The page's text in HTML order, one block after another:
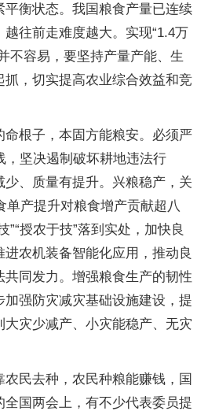
平衡状态。我国粮食产量已连续
往前走难度越大。实现“1.4万
不容易，要坚持产量产能、生
抓，切实提高农业综合效益和竞
命根子，本固方能粮安。必须严
，坚决遏制破坏耕地违法行
少、质量有提升。兴粮稳产，关
单产提升对粮食增产贡献超八
”“授农于技”落到实处，加快良
农机装备智能化应用，推动良
共同发力。增强粮食生产的韧性
强防灾减灾基础设施建设，提
灾少减产、小灾能稳产、无灾
民去种，农民种粮能赚钱，国
全国两会上，有不少代表委员提